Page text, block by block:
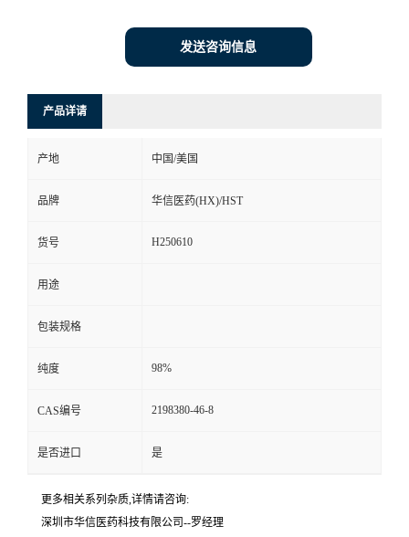
方
发送咨询信息
产品详请
产地 中国/美国
品牌 华信医药(HX)/HST
货号 H250610
用途
包装规格
纯度 98%
CAS编号 2198380-46-8
是否进口 是
更多相关系列杂质,详情请咨询:
深圳市华信医药科技有限公司--罗经理